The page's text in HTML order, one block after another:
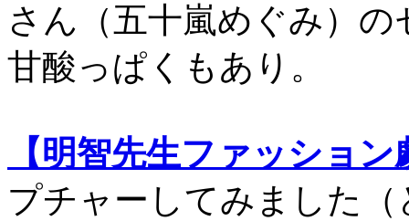
さん（五十嵐めぐみ）
甘酸っぱくもあり。
【明智先生ファッション
プチャーしてみました